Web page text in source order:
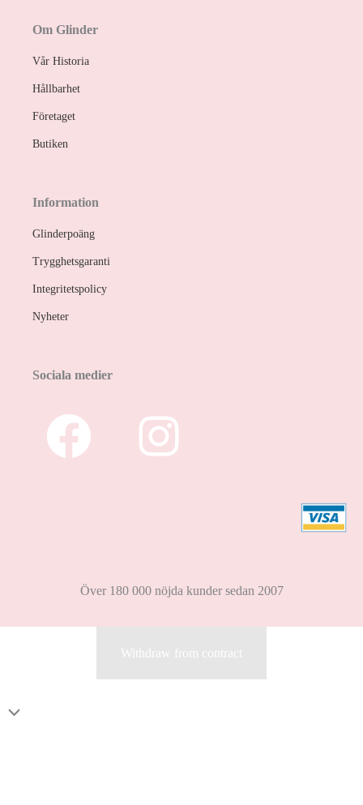
Om Glinder
Vår Historia
Hållbarhet
Företaget
Butiken
Information
Glinderpoäng
Trygghetsgaranti
Integritetspolicy
Nyheter
Sociala medier
Över 180 000 nöjda kunder sedan 2007
Withdraw from contract